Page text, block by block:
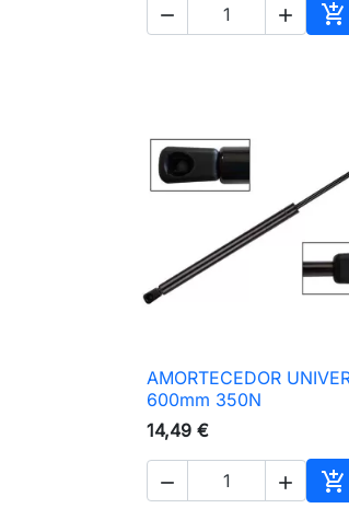
  
 Vista rápida
AMORTECEDOR
600mm 350N
14,49 €
  